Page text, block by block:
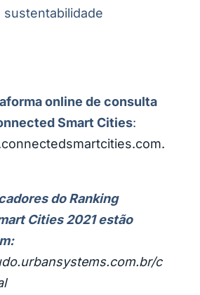
sustentabilidade
online de consulta
Smart Cities:
do Ranking
Cities 2021 estão
c